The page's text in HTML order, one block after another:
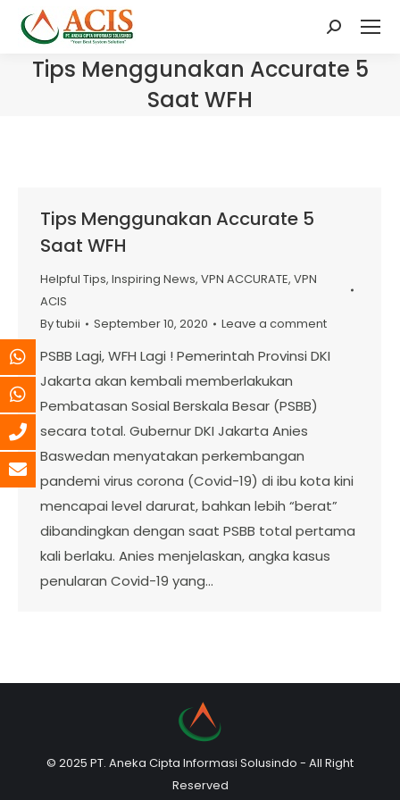
Search:
Tips Menggunakan Accurate 5
Saat WFH
Tips Menggunakan Accurate 5
Saat WFH
Helpful Tips, Inspiring News, VPN ACCURATE, VPN
ACIS
Bytubii September 10, 2020 Leave a comment
PSBB Lagi, WFH Lagi ! Pemerintah Provinsi DKI
Jakarta akan kembali memberlakukan
Pembatasan Sosial Berskala Besar (PSBB)
secara total. Gubernur DKI Jakarta Anies
Baswedan menyatakan perkembangan
pandemi virus corona (Covid-19) di ibu kota kini
mencapai level darurat, bahkan lebih “berat”
dibandingkan dengan saat PSBB total pertama
kali berlaku. Anies menjelaskan, angka kasus
penularan Covid-19 yang…
© 2025 PT. Aneka Cipta Informasi Solusindo - All Right
Reserved